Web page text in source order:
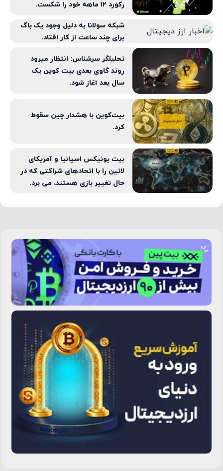
رکورد ۱۲ ماهه خود را شکست.
شبکه سولانا به دلیل وجود یک باگ
برای چند ساعت از کار افتاد.
تحلیلگر سرشناس: انتظار میرود
روند گاوی بعدی بیت کوین یک
سال بعد آغاز شود.
بیت‌کوین با هشدار چین سقوط
کرد.
بیت یونیکس اسپانیا و آمریکای
لاتین را با اتحادهای شراکتی که در
حال تغییر بازی هستند، می برد.